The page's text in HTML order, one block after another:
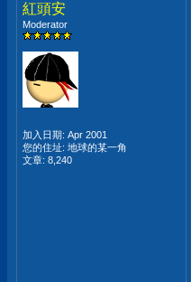
紅頭安
Moderator
加入日期: Apr 2001
您的住址: 地球的某一角
文章: 8,240